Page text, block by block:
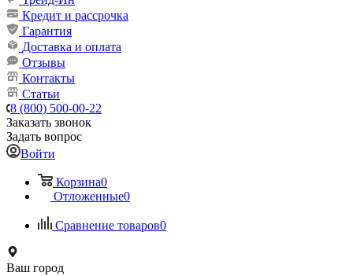
Кредит и рассрочка
Гарантия
Доставка и оплата
Отзывы
Контакты
Статьи
8 (800) 500-00-22
Заказать звонок
Задать вопрос
Войти
Корзина0
Отложенные0
Сравнение товаров0
Ваш город